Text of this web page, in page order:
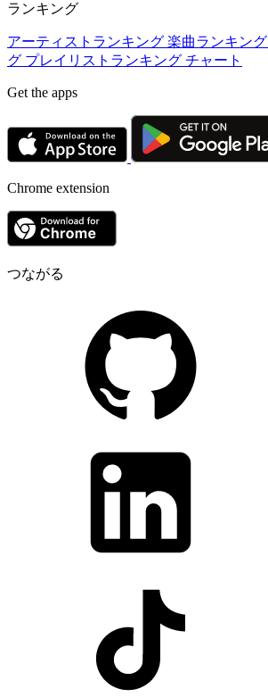
ランキング
アーティストランキング 楽曲ランキング
グ プレイリストランキング チャート
Get the apps
Chrome extension
つながる